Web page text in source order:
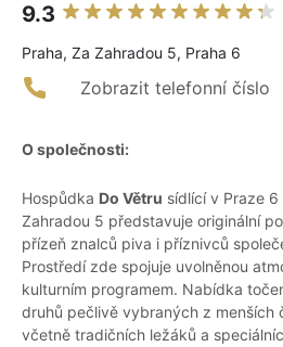
9.3
Praha, Za Zahradou 5, Praha 6
Zobrazit telefonní číslo
O společnosti:
Hospůdka Do Větru sídlící v Praze 6
Zahradou 5 představuje originální
přízeň znalců piva i příznivců
Prostředí zde spojuje uvolněnou
kulturním programem. Nabídka
druhů pečlivě vybraných z menších
včetně tradičních ležáků a